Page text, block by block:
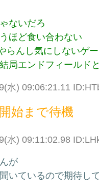
ないだろ
ほど食い合わない
らんし気にしないゲ
局エンドフィールド
水) 09:06:21.11
始まで待機
水) 09:11:02.98
が
いているので期待し